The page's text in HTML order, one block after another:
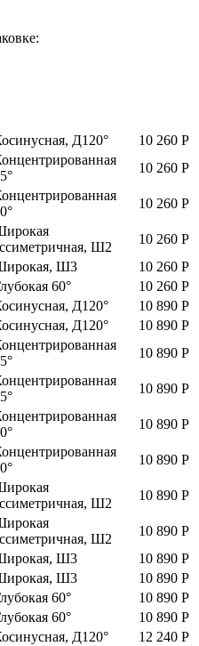
Д120° 10 260 Р
10 260 Р
10 260 Р
Ш2
10 260 Р
Ш3 10 260 Р
60° 10 260 Р
Д120° 10 890 Р
Д120° 10 890 Р
10 890 Р
10 890 Р
10 890 Р
10 890 Р
Ш2
10 890 Р
Ш2
10 890 Р
Ш3 10 890 Р
Ш3 10 890 Р
60° 10 890 Р
60° 10 890 Р
Д120° 12 240 Р